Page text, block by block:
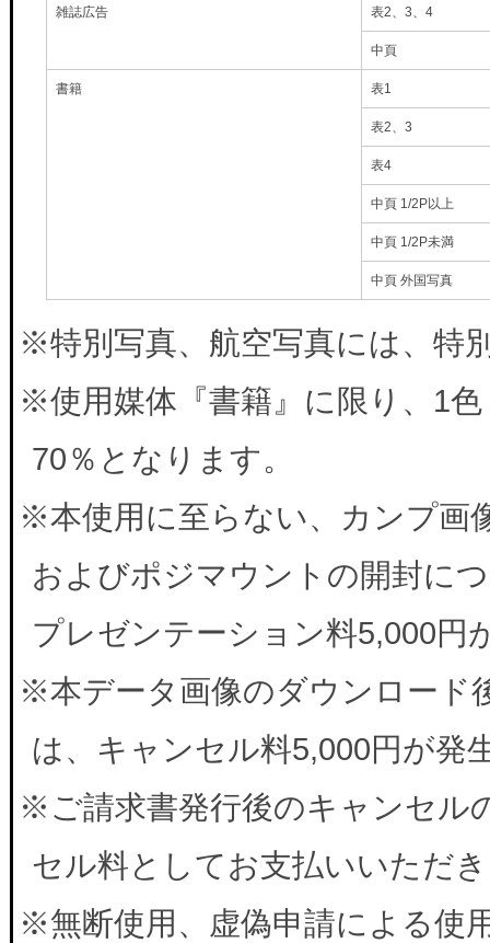
雑誌広告 表2、3、4
中頁
書籍 表1
表2、3
表4
中頁 1/2P以上
中頁 1/2P未満
中頁 外国写真
※特別写真、航空写真には、特
※使用媒体『書籍』に限り、1
70％となります。
※本使用に至らない、カンプ画
およびポジマウントの開封に
プレゼンテーション料5,000円
※本データ画像のダウンロード
は、キャンセル料5,000円が発
※ご請求書発行後のキャンセル
セル料としてお支払いいただ
※無断使用、虚偽申請による使